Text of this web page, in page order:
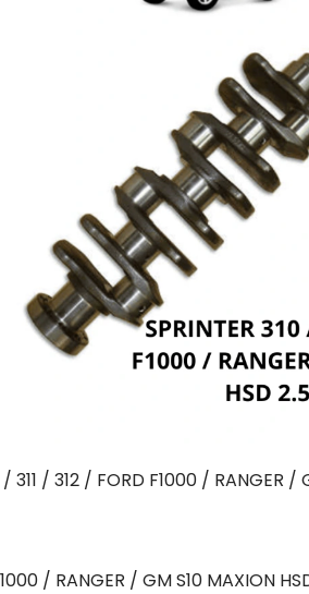
311 / 312 / FORD F1000 / RANGER /
/ RANGER / GM S10 MAXION